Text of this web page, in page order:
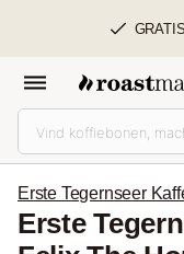
Erste Tegernseer
Erste